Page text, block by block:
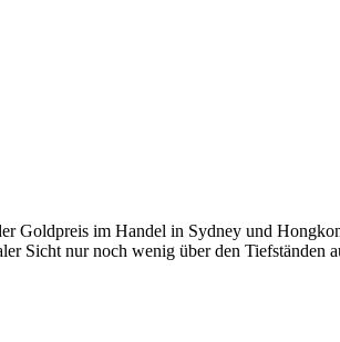
Goldpreis im Handel in Sydney und
Sicht nur noch wenig über den Tiefständen